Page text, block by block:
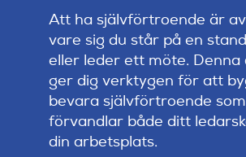
Lineup
Tidigare lineup
Klubbar
Att ha självförtroende är
vare sig du står på en
eller leder ett möte. Denna
ger dig verktygen för att
bevara självförtroende som
förvandlar både ditt
din arbetsplats.